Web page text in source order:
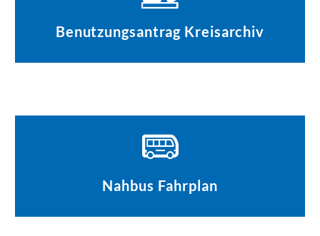
Benutzungsantrag Kreisarchiv
Nahbus Fahrplan